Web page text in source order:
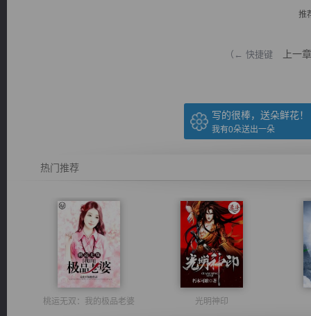
推
（← 快捷键 上一章
写的很棒，送朵鲜花！
我有0朵送出一朵
热门推荐
桃运无双：我的极品老婆 光明神印